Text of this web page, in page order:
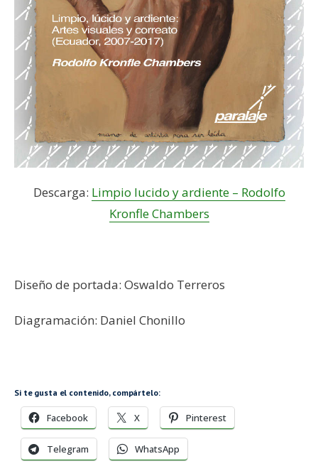
Descarga: Limpio lucido y ardiente – Rodolfo
Kronfle Chambers
Diseño de portada: Oswaldo Terreros
Diagramación: Daniel Chonillo
Si te gusta el contenido, compártelo:
Facebook X Pinterest
Telegram WhatsApp